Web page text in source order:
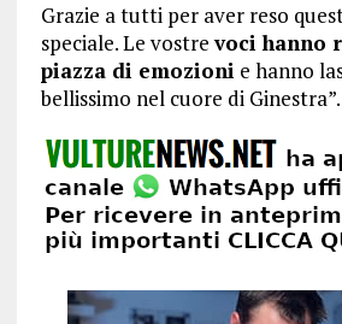
Grazie a tutti per aver reso
speciale. Le vostrevoci hanno
piazza di emozioni e hanno
bellissimo nel cuore di Ginestra”.